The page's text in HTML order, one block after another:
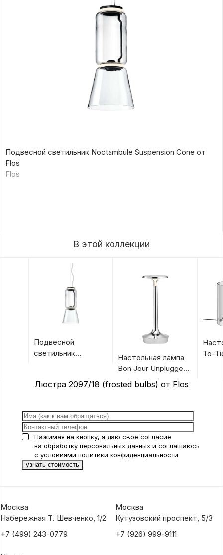
Подвесной светильник Noctambule Suspension Cone от
Flos
Flos
В этой коллекции
Подвесной
светильник
Flos
Настольная лампа
Bon Jour Unplugged
To-
Люстра 2097/18 (frosted bulbs) от Flos
Нажимая на кнопку, я даю свое согласие
на обработку персональных данных и соглашаюсь
с условиями политики конфиденциальности
Москва
Набережная Т. Шевченко, 1/2
+7 (499) 243-0779
Москва
Кутузовский проспект, 5/3
+7 (926) 999-9111